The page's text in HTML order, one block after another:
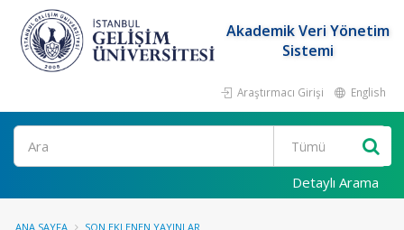
Akademik Veri Yönetim
Sistemi
Araştırmacı Girişi English
Ara
Detaylı Arama
ANA SAYFA SON EKLENEN YAYINLAR